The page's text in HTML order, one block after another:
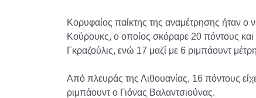
Κορυφαίος παίκτης της αναμέτρησης ήταν
Κούρουκς, ο οποίος σκόραρε 20 πόντους και
Γκραζούλις, ενώ 17 μαζί με 6 ριμπάουντ
Από πλευράς της Λιθουανίας, 16 πόντους
ριμπάουντ ο Γιόνας Βαλαντσιούνας.